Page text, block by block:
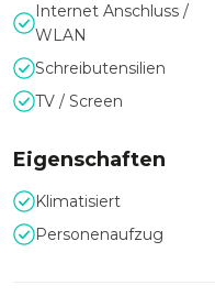
Internet Anschluss /
WLAN
Schreibutensilien
TV / Screen
Eigenschaften
Klimatisiert
Personenaufzug